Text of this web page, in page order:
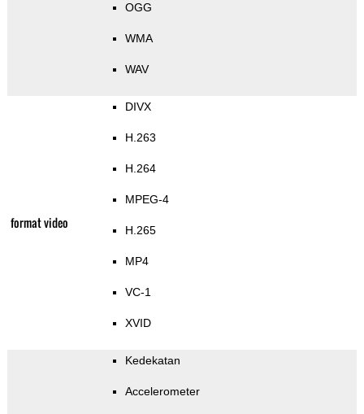
OGG
WMA
WAV
format video
DIVX
H.263
H.264
MPEG-4
H.265
MP4
VC-1
XVID
Kedekatan
Accelerometer